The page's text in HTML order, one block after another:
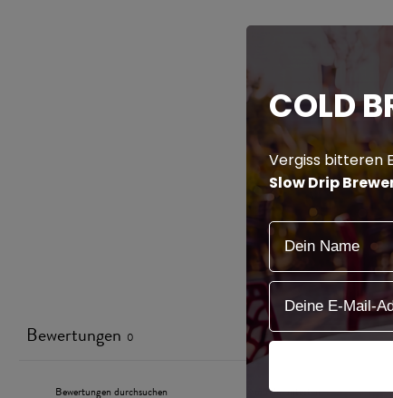
Bewertungen 0
COLD
Vergiss bitteren
Slow Drip
Name
email